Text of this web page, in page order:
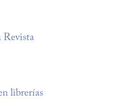
Revista
librerías